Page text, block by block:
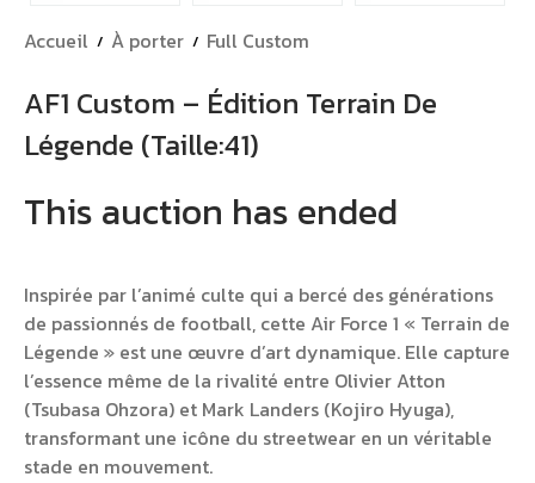
Accueil À porter Full Custom
AF1 Custom – Édition Terrain De
Légende (Taille:41)
This auction has ended
Inspirée par l’animé culte qui a bercé des générations
de passionnés de football, cette Air Force 1 « Terrain de
Légende » est une œuvre d’art dynamique. Elle capture
l’essence même de la rivalité entre Olivier Atton
(Tsubasa Ohzora) et Mark Landers (Kojiro Hyuga),
transformant une icône du streetwear en un véritable
stade en mouvement.